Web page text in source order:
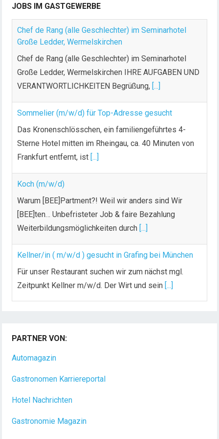
JOBS IM GASTGEWERBE
Chef de Rang (alle Geschlechter) im Seminarhotel
Große Ledder, Wermelskirchen
Chef de Rang (alle Geschlechter) im Seminarhotel
Große Ledder, Wermelskirchen IHRE AUFGABEN UND
VERANTWORTLICHKEITEN Begrüßung, [...]
Sommelier (m/w/d) für Top-Adresse gesucht
Das Kronenschlösschen, ein familiengeführtes 4-
Sterne Hotel mitten im Rheingau, ca. 40 Minuten von
Frankfurt entfernt, ist [...]
Koch (m/w/d)
Warum [BEE]Partment?! Weil wir anders sind Wir
[BEE]ten… Unbefristeter Job & faire Bezahlung
Weiterbildungsmöglichkeiten durch [...]
Kellner/in ( m/w/d ) gesucht in Grafing bei München
Für unser Restaurant suchen wir zum nächst mgl.
Zeitpunkt Kellner m/w/d. Der Wirt und sein [...]
Dein Arbeitsplatz mit Urlaubsfeeling Chef de Rang
(m/w/d) Du bist Gastgeber aus Leidenschaft und
PARTNER VON:
Automagazin
Gastronomen Karriereportal
Hotel Nachrichten
Gastronomie Magazin